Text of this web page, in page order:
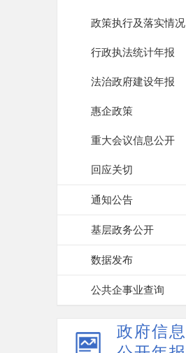
政策执行及落实情况
行政执法统计年报
法治政府建设年报
惠企政策
重大会议信息公开
回应关切
通知公告
基层政务公开
数据发布
公共企事业查询
政府信息